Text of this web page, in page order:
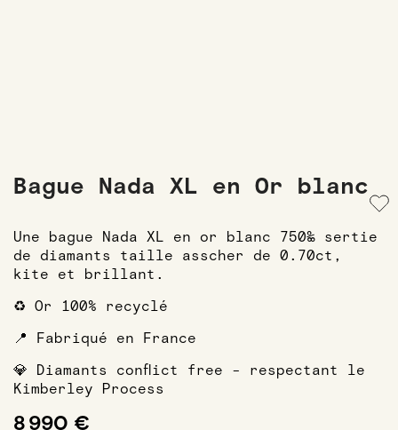
Bague Nada XL en Or blanc
Une bague Nada XL en or blanc 750‰ sertie
de diamants taille asscher de 0.70ct,
kite et brillant.
♻️ Or 100% recyclé
📍 Fabriqué en France
💎 Diamants conflict free - respectant le
Kimberley Process
8 990 €